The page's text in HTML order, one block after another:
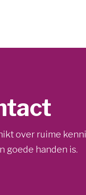
over ruime
goede handen is.